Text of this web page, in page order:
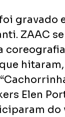
gravado
ZAAC
hitaram,
Elen
do